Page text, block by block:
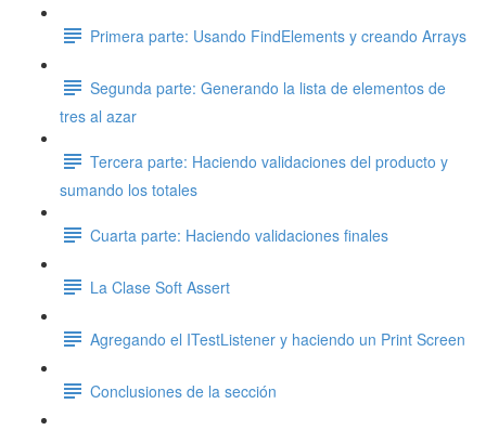
Primera parte: Usando FindElements y creando Arrays
Segunda parte: Generando la lista de elementos de
tres al azar
Tercera parte: Haciendo validaciones del producto y
sumando los totales
Cuarta parte: Haciendo validaciones finales
La Clase Soft Assert
Agregando el ITestListener y haciendo un Print Screen
Conclusiones de la sección